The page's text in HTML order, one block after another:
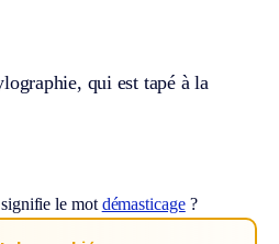
qui est tapé à la
le mot démasticage?